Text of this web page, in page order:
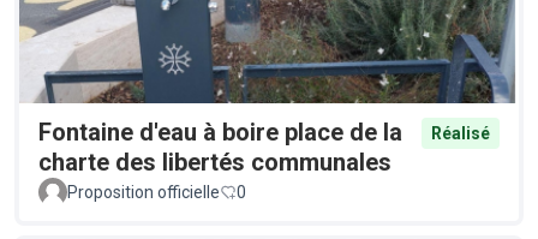
Fontaine d'eau à boire place de la
charte des libertés communales
Réalisé
Proposition officielle 0